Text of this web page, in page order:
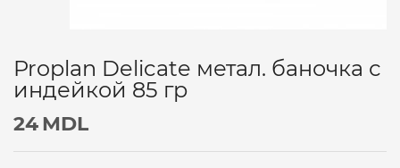
Proplan Delicate метал. баночка с
индейкой 85 гр
24MDL